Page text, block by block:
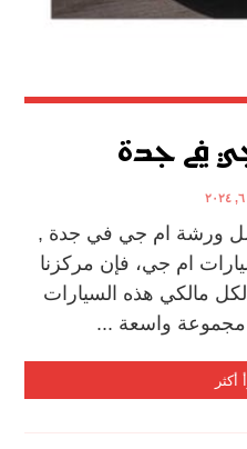
في جدة
ورشة ام جي في جدة ,
ام جي، فإن مركزنا
لكل مالكي هذه السيارات
مجموعة واسعة ...
أكثر